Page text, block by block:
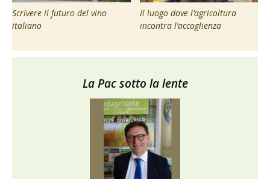
Scrivere il futuro del vino
italiano
Il luogo dove l’agricoltura
incontra l’accoglienza
La Pac sotto la lente